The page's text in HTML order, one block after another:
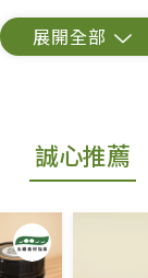
下列「不適用七
以外，恕不接受
供該商品七天
上若商品未經使
請退換貨。
誠心推薦